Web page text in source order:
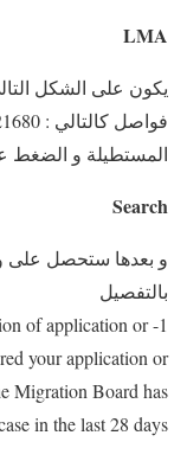
LMA
المستطيلة و الضغط
Search
و بعدها ستحصل على
بالتفصيل
of application or
your application or
Migration Board has
in the last 28 days.